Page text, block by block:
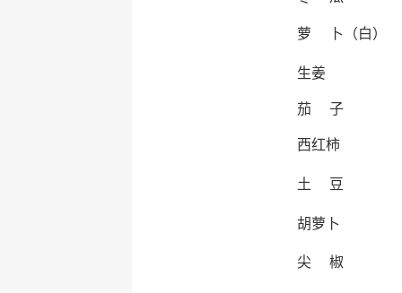
萝 卜（白）
生姜
茄 子
西红柿
土 豆
胡萝卜
尖 椒